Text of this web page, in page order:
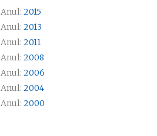
Anul:2015
Anul:2013
Anul:2011
Anul:2008
Anul:2006
Anul:2004
Anul:2000